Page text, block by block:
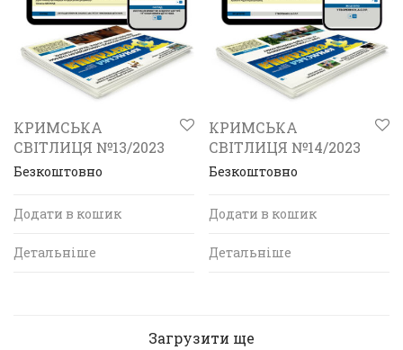
КРИМСЬКА
СВІТЛИЦЯ №13/2023
Безкоштовно
Додати в кошик
Детальніше
КРИМСЬКА
СВІТЛИЦЯ №14/2023
Безкоштовно
Додати в кошик
Детальніше
Загрузити ще